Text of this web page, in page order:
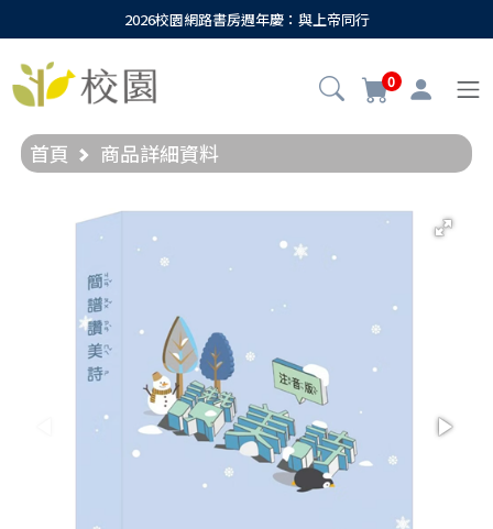
2026校園網路書房週年慶：與上帝同行
0
首頁 商品詳細資料